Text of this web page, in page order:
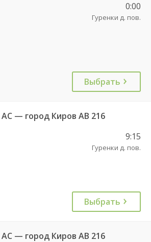
0:00
Гуренки д. пов.
Выбрать
— город Киров АВ 216
9:15
Гуренки д. пов.
Выбрать
— город Киров АВ 216